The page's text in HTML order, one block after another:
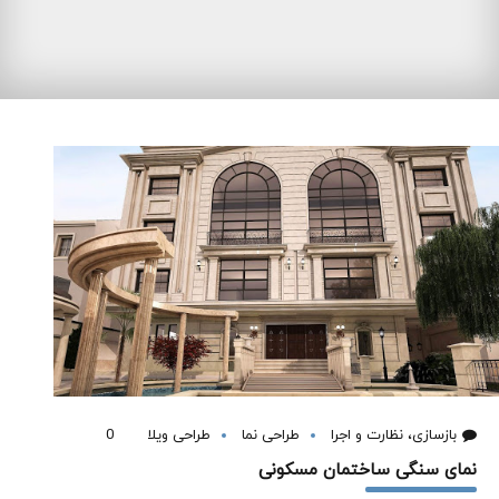
بازسازی، نظارت و اجرا طراحی نما طراحی ویلا 0
نمای سنگی ساختمان مسکونی